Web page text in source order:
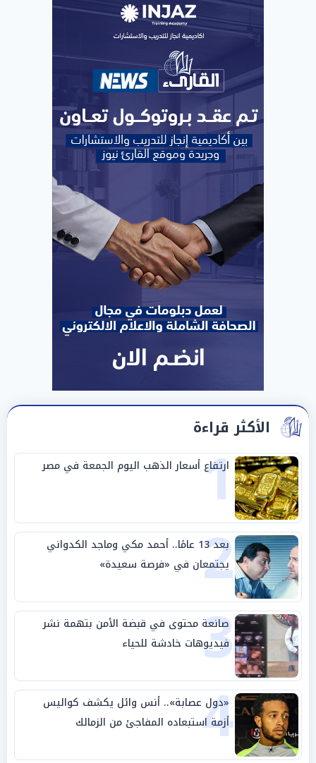
الأكثر قراءة
1
ارتفاع أسعار الذهب اليوم الجمعة في مصر
2 بعد 13 عامًا.. أحمد مكي وماجد الكدواني
يجتمعان في «فرصة سعيدة»
3
صانعة محتوى في قبضة الأمن بتهمة نشر
فيديوهات خادشة للحياء
4
«دول عصابة».. أنس وائل يكشف كواليس
أزمة استبعاده المفاجئ من الزمالك